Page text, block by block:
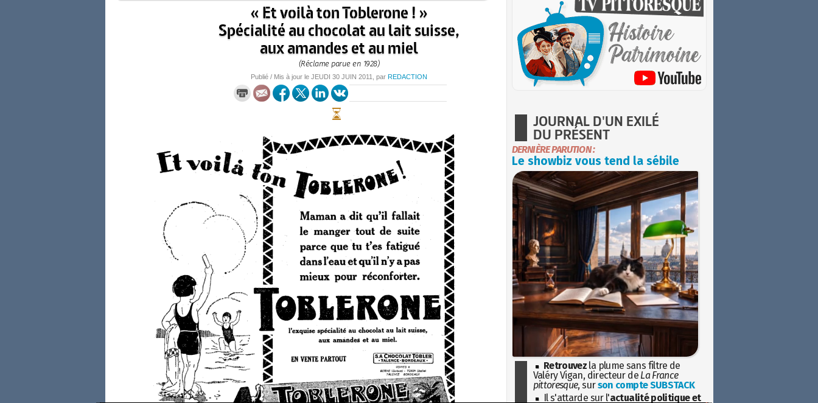
« Et voilà ton Toblerone ! »
Spécialité au chocolat au lait suisse,
aux amandes et au miel
(Réclame parue en 1928)
Publié / Mis à jour le JEUDI 30 JUIN 2011 , par REDACTION
JOURNAL D'UN EXILÉ
DU PRÉSENT
DERNIÈRE PARUTION :
Le showbiz vous tend la sébile
Retrouvez la plume sans filtre de
Valéry Vigan, directeur de La France
pittoresque, surson compte SUBSTACK
Il s'attarde sur l'actualité politique et